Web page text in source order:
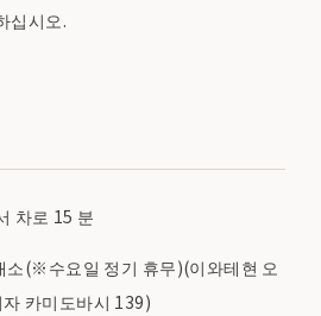
십시오.
차로 15 분
소(※수요일 정기 휴무)(이와테현 오
카미도바시 139)